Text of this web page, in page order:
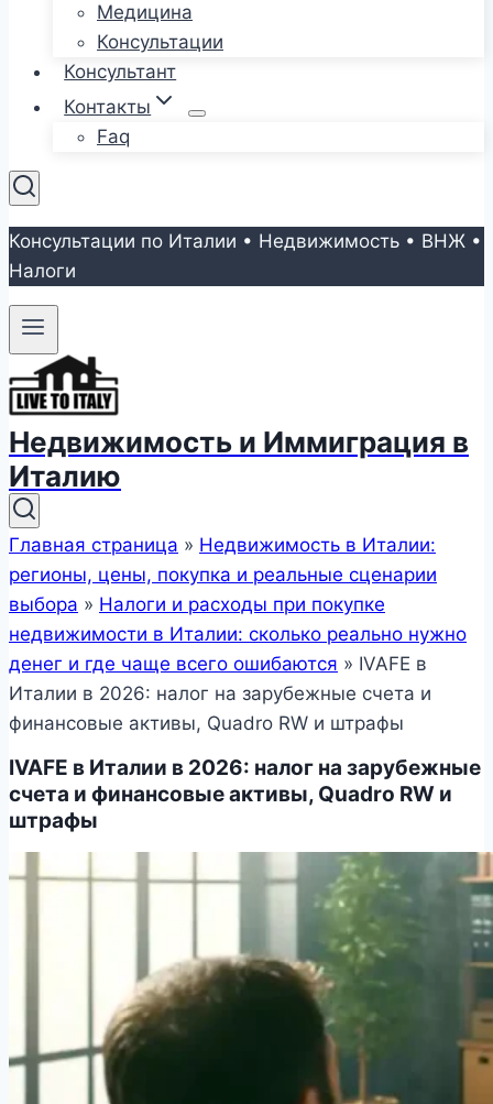
Медицина
Консультации
Консультант
Контакты
Faq
Консультации по Италии • Недвижимость • ВНЖ •
Налоги
Недвижимость и Иммиграция в
Италию
Главная страница » Недвижимость в Италии:
регионы, цены, покупка и реальные сценарии
выбора » Налоги и расходы при покупке
недвижимости в Италии: сколько реально нужно
денег и где чаще всего ошибаются » IVAFE в
Италии в 2026: налог на зарубежные счета и
финансовые активы, Quadro RW и штрафы
IVAFE в Италии в 2026: налог на зарубежные
счета и финансовые активы, Quadro RW и
штрафы